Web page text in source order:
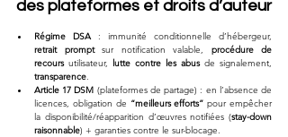
des plateformes et droits d’auteur
Régime DSA
retrait prompt sur notification valable, procédure de
recours utilisateur, lutte contre les abus
transparence.
Article 17 DSM (plateformes de partage) : en l’absence de
licences, obligation de “meilleurs efforts” pour empêcher
la disponibilité/réapparition d’œuvres notifiées (stay-down
raisonnable) + garanties contre le sur-blocage.